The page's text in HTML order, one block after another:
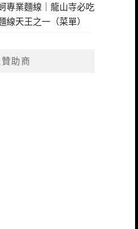
專業麵線｜龍山寺必吃
天王之一（菜單）
助商